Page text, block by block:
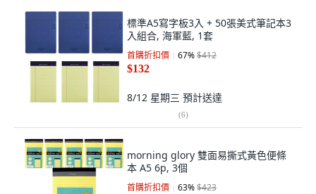
標準A5寫字板3入 + 50張美式筆記本3
入組合, 海軍藍, 1套
首購折扣價 67%$412
$132
8/12 星期三 預計送達
(6)
morning glory 雙面易撕式黃色便條
本 A5 6p, 3個
首購折扣價 63%$423